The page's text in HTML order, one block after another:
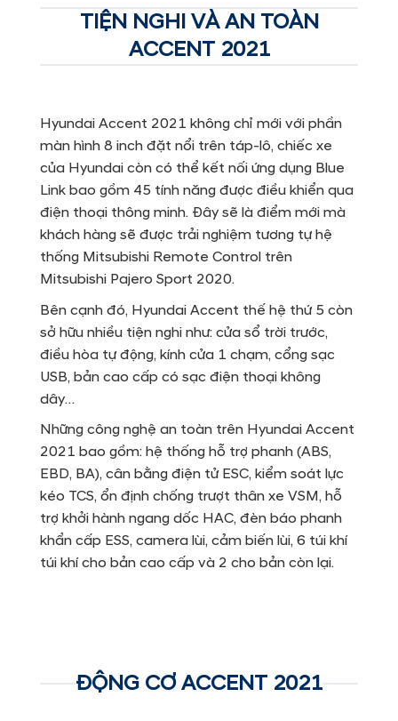
TIỆN NGHI VÀ AN TOÀN
ACCENT 2021
Hyundai Accent 2021 không chỉ mới với phần
màn hình 8 inch đặt nổi trên táp-lô, chiếc xe
của Hyundai còn có thể kết nối ứng dụng Blue
Link bao gồm 45 tính năng được điều khiển qua
điện thoại thông minh. Đây sẽ là điểm mới mà
khách hàng sẽ được trải nghiệm tương tự hệ
thống Mitsubishi Remote Control trên
Mitsubishi Pajero Sport 2020.
Bên cạnh đó, Hyundai Accent thế hệ thứ 5 còn
sở hữu nhiều tiện nghi như: cửa sổ trời trước,
điều hòa tự động, kính cửa 1 chạm, cổng sạc
USB, bản cao cấp có sạc điện thoại không
dây…
Những công nghệ an toàn trên Hyundai Accent
2021 bao gồm: hệ thống hỗ trợ phanh (ABS,
EBD, BA), cân bằng điện tử ESC, kiểm soát lực
kéo TCS, ổn định chống trượt thân xe VSM, hỗ
trợ khởi hành ngang dốc HAC, đèn báo phanh
khẩn cấp ESS, camera lùi, cảm biến lùi, 6 túi khí
túi khí cho bản cao cấp và 2 cho bản còn lại.
ĐỘNG CƠ ACCENT 2021